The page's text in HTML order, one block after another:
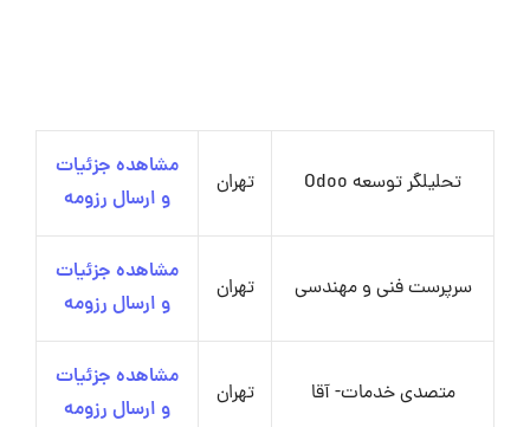
تحلیلگر توسعه Odoo تهران
مشاهده جزئیات
و ارسال رزومه
سرپرست فنی و مهندسی تهران
مشاهده جزئیات
و ارسال رزومه
متصدی خدمات- آقا تهران
مشاهده جزئیات
و ارسال رزومه